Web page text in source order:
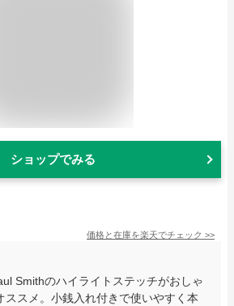
ショップでみる
価格と在庫を楽天でチェック >>
Smithのハイライトステッチがおしゃ
ススメ。小銭入れ付きで使いやすく本